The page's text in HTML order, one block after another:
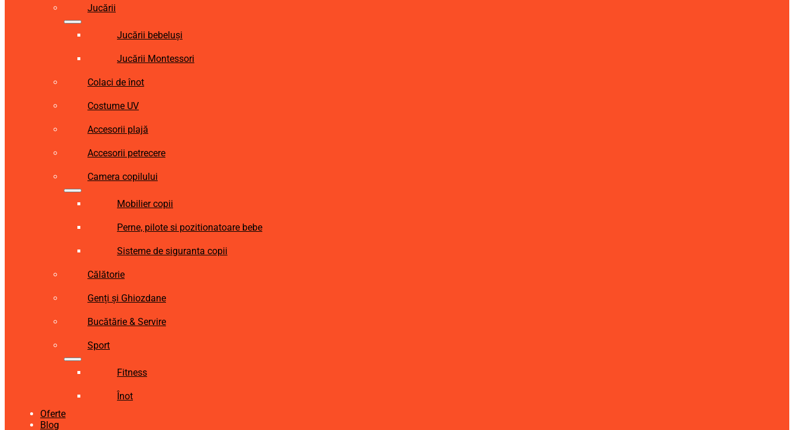
Jucării
Jucării bebeluși
Jucării Montessori
Colaci de înot
Costume UV
Accesorii plajă
Accesorii petrecere
Camera copilului
Mobilier copii
Perne, pilote si pozitionatoare bebe
Sisteme de siguranta copii
Călătorie
Genți și Ghiozdane
Bucătărie & Servire
Sport
Fitness
Înot
Oferte
Blog